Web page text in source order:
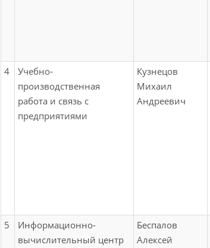
4
Учебно-
производственная
работа и связь с
предприятиями
Кузнецов
Михаил
Андреевич
5
Информационно-
вычислительный центр
Беспалов
Алексей